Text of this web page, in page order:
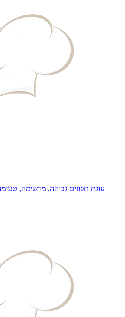
עוגת תפוזים גבוהה, מרשימה,